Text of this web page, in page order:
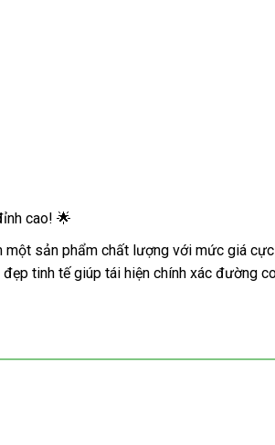
cao! 🌟
sản phẩm chất lượng với mức giá
tinh tế giúp tái hiện chính xác đường